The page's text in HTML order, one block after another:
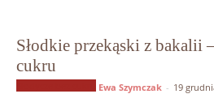
Słodkie przekąski z bakalii
cukru
Ewa Szymczak - 19